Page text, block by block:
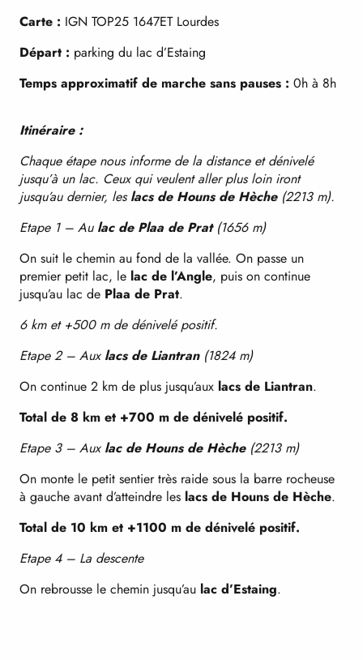
Carte : IGN TOP25 1647ET Lourdes
Départ : parking du lac d’Estaing
Temps approximatif de marche sans pauses : 0h à 8h
Itinéraire :
Chaque étape nous informe de la distance et dénivelé
jusqu’à un lac. Ceux qui veulent aller plus loin iront
jusqu’au dernier, leslacs de Houns de Hèche(2213 m).
Etape 1 – Au lac de Plaa de Prat(1656 m)
On suit le chemin au fond de la vallée. On passe un
premier petit lac, le lac de l’Angle, puis on continue
jusqu’au lac de Plaa de Prat.
6 km et +500 m de dénivelé positif.
Etape 2 – Aux lacs de Liantran(1824 m)
On continue 2 km de plus jusqu’aux lacs de Liantran.
Total de 8 km et +700 m de dénivelé positif.
Etape 3 – Aux lac de Houns de Hèche(2213 m)
On monte le petit sentier très raide sous la barre rocheuse
à gauche avant d’atteindre les lacs de Houns de Hèche.
Total de 10 km et +1100 m de dénivelé positif.
Etape 4 – La descente
On rebrousse le chemin jusqu’au lac d’Estaing.